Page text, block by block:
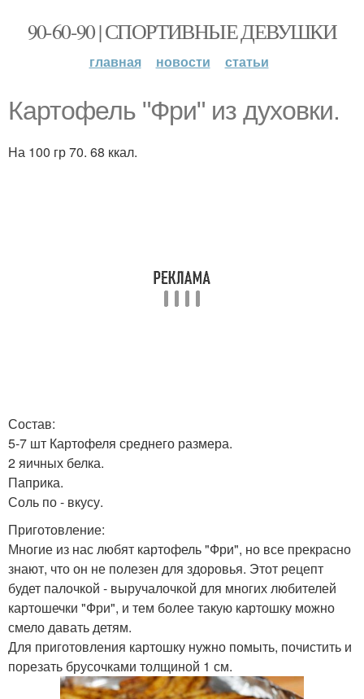
90-60-90 | СПОРТИВНЫЕ ДЕВУШКИ
главная новости статьи
Картофель "Фри" из духовки.
На 100 гр 70. 68 ккал.
Состав:
5-7 шт Картофеля среднего размера.
2 яичных белка.
Паприка.
Соль по - вкусу.
Приготовление:
Многие из нас любят картофель "Фри", но все прекрасно
знают, что он не полезен для здоровья. Этот рецепт
будет палочкой - выручалочкой для многих любителей
картошечки "Фри", и тем более такую картошку можно
смело давать детям.
Для приготовления картошку нужно помыть, почистить и
порезать брусочками толщиной 1 см.